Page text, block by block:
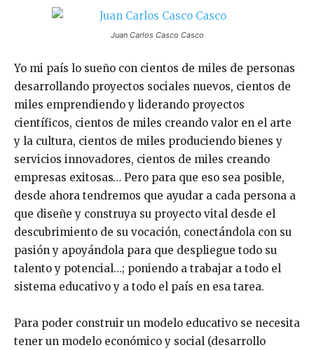
Juan Carlos Casco Casco
Yo mi país lo sueño con cientos de miles de personas
desarrollando proyectos sociales nuevos, cientos de
miles emprendiendo y liderando proyectos
científicos, cientos de miles creando valor en el arte
y la cultura, cientos de miles produciendo bienes y
servicios innovadores, cientos de miles creando
empresas exitosas… Pero para que eso sea posible,
desde ahora tendremos que ayudar a cada persona a
que diseñe y construya su proyecto vital desde el
descubrimiento de su vocación, conectándola con su
pasión y apoyándola para que despliegue todo su
talento y potencial…; poniendo a trabajar a todo el
sistema educativo y a todo el país en esa tarea.
Para poder construir un modelo educativo se necesita
tener un modelo económico y social (desarrollo